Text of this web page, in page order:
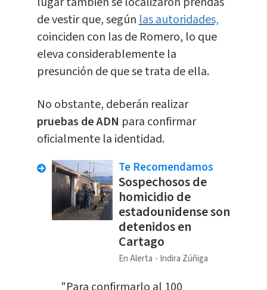
de vestir que, segúnlas autoridades,
coinciden con las de Romero, lo que
eleva considerablemente la
presunción de que se trata de ella.
No obstante, deberán realizar
pruebas de ADN para confirmar
oficialmente la identidad.
Te Recomendamos
Sospechosos de
homicidio de
estadounidense son
detenidos en
Cartago
En Alerta Indira Zúñiga